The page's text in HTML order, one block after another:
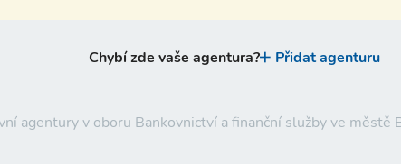
agentury v oboru Bankovnictví a finanční služby ve městě
Chybí zde vaše agentura? Přidat agenturu